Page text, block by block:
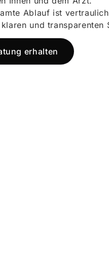
Ablauf ist
und transparenten
erhalten